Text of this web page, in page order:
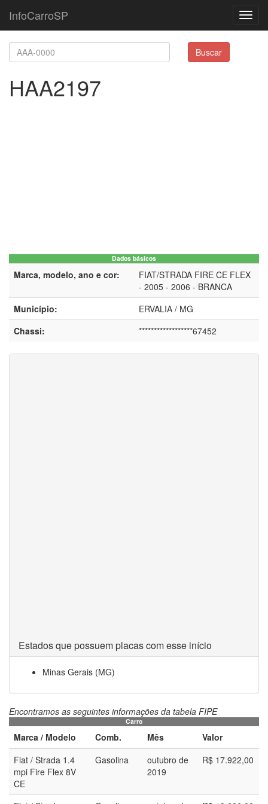
InfoCarroSP
Buscar
HAA2197
Dados básicos
Marca, modelo, ano e cor:
FIAT/STRADA FIRE CE FLEX
- 2005 - 2006 - BRANCA
Município:
ERVALIA / MG
Chassi:
******************67452
Estados que possuem placas com esse início
Minas Gerais (MG)
Encontramos as seguintes informações da tabela FIPE
Carro
Marca / Modelo Comb. Mês
Valor
Fiat / Strada 1.4
mpi Fire Flex 8V
CE
Gasolina
outubro de
2019
R$ 17.922,00